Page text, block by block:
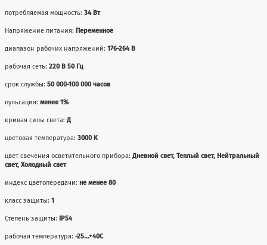
потребляемая мощность:34 Вт
Напряжение питания: Переменное
диапазон рабочих напряжений:176-264 В
рабочая сеть:220 В 50 Гц
срок службы:50 000-100 000 часов
пульсация:менее 1%
кривая силы света:Д
цветовая температура:3000 K
цвет свечения осветительного прибора:Дневной свет, Теплый свет, Нейтральный
свет, Холодный свет
индекс цветопередачи:не менее 80
класс защиты:1
Степень защиты: IP54
рабочая температура:-25...+40С